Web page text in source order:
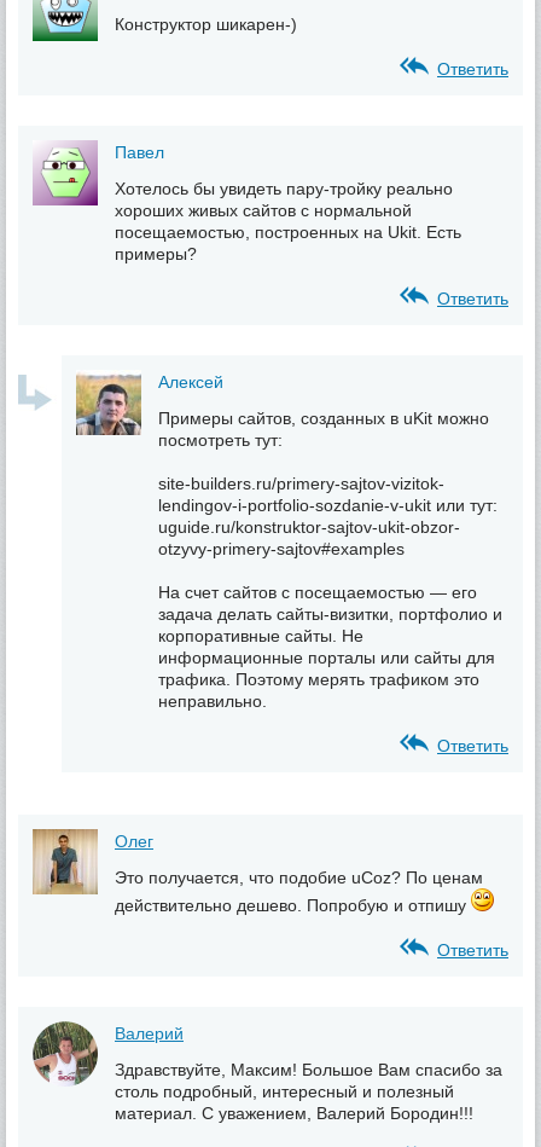
Конструктор шикарен-)
Ответить
Павел
Хотелось бы увидеть пару-тройку реально
хороших живых сайтов с нормальной
посещаемостью, построенных на Ukit. Есть
примеры?
Ответить
Алексей
Примеры сайтов, созданных в uKit можно
посмотреть тут:
site-builders.ru/primery-sajtov-vizitok-
lendingov-i-portfolio-sozdanie-v-ukit или тут:
uguide.ru/konstruktor-sajtov-ukit-obzor-
otzyvy-primery-sajtov#examples
На счет сайтов с посещаемостью — его
задача делать сайты-визитки, портфолио и
корпоративные сайты. Не
информационные порталы или сайты для
трафика. Поэтому мерять трафиком это
неправильно.
Ответить
Олег
Это получается, что подобие uCoz? По ценам
действительно дешево. Попробую и отпишу
Ответить
Валерий
Здравствуйте, Максим! Большое Вам спасибо за
столь подробный, интересный и полезный
материал. С уважением, Валерий Бородин!!!